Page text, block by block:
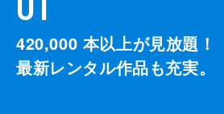
420,000 本以上が見放題！
最新レンタル作品も充実。